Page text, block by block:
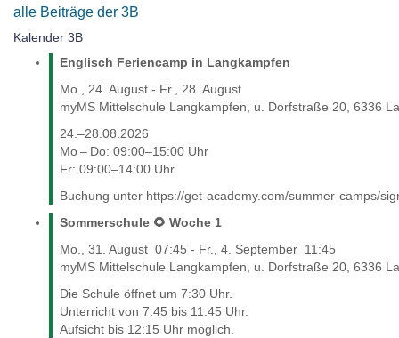
alle Beiträge der 3B
Kalender 3B
Englisch Feriencamp in Langkampfen
Mo., 24. August - Fr., 28. August
myMS Mittelschule Langkampfen, u. Dorfstraße 20, 6336
24.–28.08.2026
Mo – Do: 09:00–15:00 Uhr
Fr: 09:00–14:00 Uhr
Buchung unter https://get-academy.com/summer-camps/
Sommerschule 🌻 Woche 1
Mo., 31. August 07:45 - Fr., 4. September 11:45
myMS Mittelschule Langkampfen, u. Dorfstraße 20, 6336
Die Schule öffnet um 7:30 Uhr.
Unterricht von 7:45 bis 11:45 Uhr.
Aufsicht bis 12:15 Uhr möglich.